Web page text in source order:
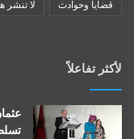
قضايا وحوادث لا تنشر
لأكثر تفاعلاً